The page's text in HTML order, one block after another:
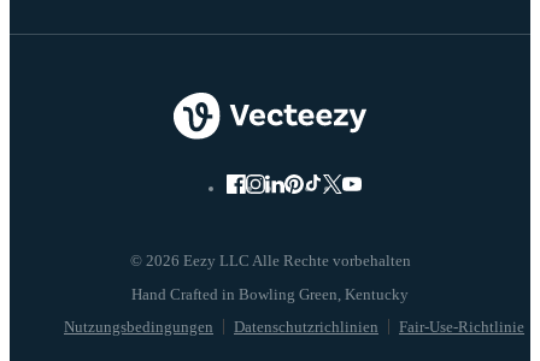
© 2026 Eezy LLC Alle Rechte vorbehalten
Nutzungsbedingungen Datenschutzrichlinien Fair-Use-Richtlinie